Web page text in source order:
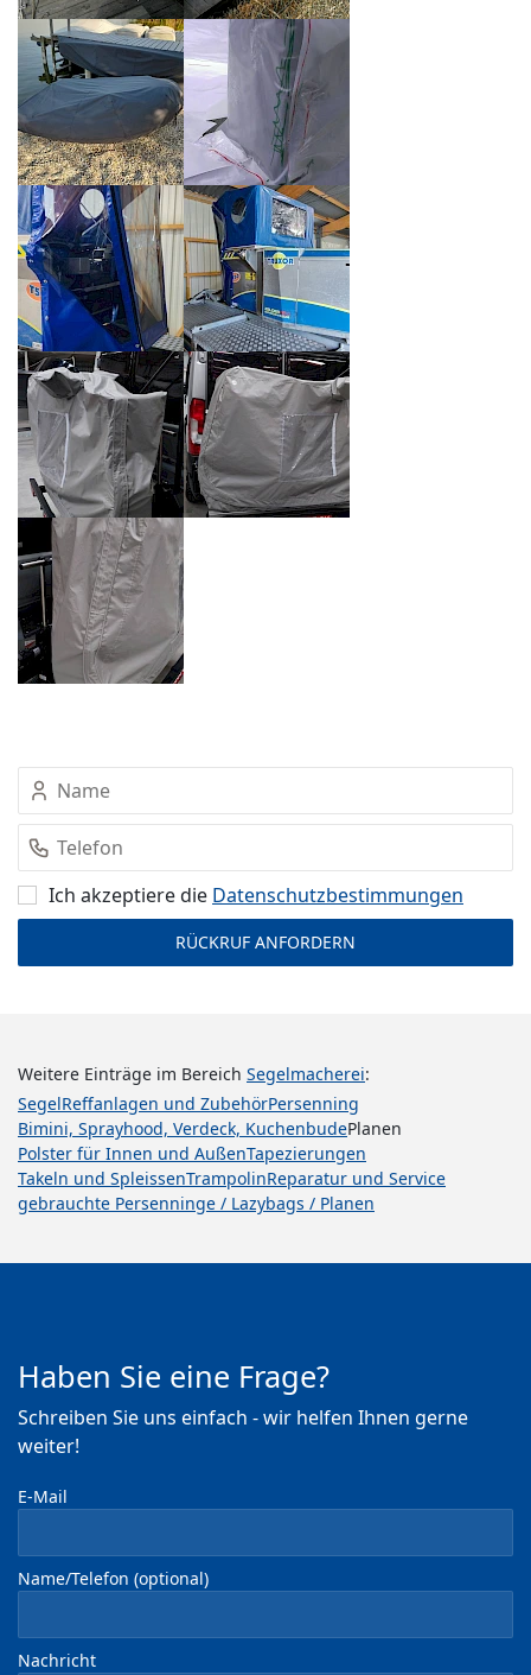
Ich akzeptiere die Datenschutz­bestimmungen
Weitere Einträge im Bereich Segelmacherei:
SegelReffanlagen und ZubehörPersenning
Bimini, Sprayhood, Verdeck, KuchenbudePlanen
Polster für Innen und AußenTapezierungen
Takeln und SpleissenTrampolinReparatur und Service
gebrauchte Persenninge / Lazybags / Planen
Haben Sie eine Frage?
Schreiben Sie uns einfach - wir helfen Ihnen gerne
weiter!
E-Mail
Name/Telefon (optional)
Nachricht